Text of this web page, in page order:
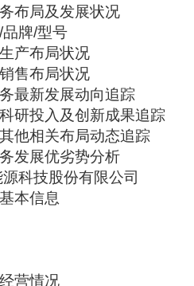
布局及发展状况
牌/型号
产布局状况
售布局状况
最新发展动向追踪
研投入及创新成果追踪
他相关布局动态追踪
发展优劣势分析
科技股份有限公司
本信息
营情况